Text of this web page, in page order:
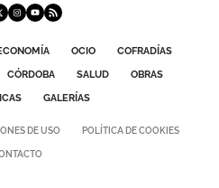
OCIO
COFRADÍAS
CÓRDOBA SALUD
OBRAS
GALERÍAS
DE USO POLÍTICA DE COOKIES